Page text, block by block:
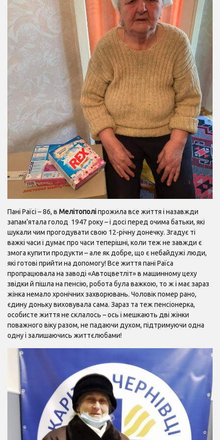
Пані Раїсі – 86, в Мелітополіпрожила все життя і назавжди
запам’ятала голод 1947 року – і досі перед очима батьки, які
шукали чим прогодувати свою 12-річну донечку. Згадує ті
важкі часи і думає про часи теперішні, коли теж не завжди є
змога купити продукти – але як добре, що є небайдужі люди,
які готові прийти на допомогу! Все життя пані Раїса
пропрацювала на заводі «Автоцветліт» в машинному цеху
звідки й пішла на пенсію, робота була важкою, то ж і має зараз
жінка немало хронічних захворювань. Чоловік помер рано,
єдину доньку виховувала сама. Зараз та теж пенсіонерка,
особисте життя не склалось – ось і мешкають дві жінки
поважного віку разом, не падаючи духом, підтримуючи одна
одну і залишаючись життєлюбами!